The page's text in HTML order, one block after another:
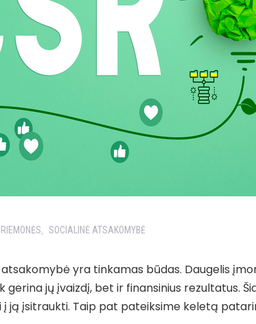
SOCIALINĖ ATSAKOMYBĖ
yra tinkamas būdas. Daugelis
jų įvaizdį, bet ir finansinius rezultatus.
ją įsitraukti. Taip pat pateiksime keletą